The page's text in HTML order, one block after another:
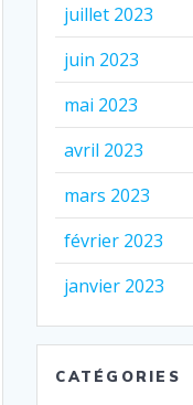
juillet 2023
juin 2023
mai 2023
avril 2023
mars 2023
février 2023
janvier 2023
CATÉGORIES